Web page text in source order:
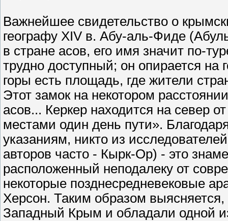
Важнейшее свидетельство о
географу XIV в. Абу-аль-Фиде
в стране асов, его имя значит по-
трудно доступный; он опирается на
горы есть площадь, где жители
Этот замок на некотором
асов... Керкер находится на север
местами один день пути».
указаниям, никто из
авторов часто - Кырк-Ор) - это
расположенный неподалеку от
некоторые позднесредневековые
Херсон. Таким образом
Западный Крым и обладали одной